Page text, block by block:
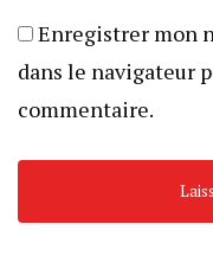
Enregistrer mon
dans le navigateur
commentaire.